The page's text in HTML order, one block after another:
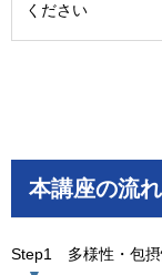
ください
本講座の流れ
Step1 多様性・包摂